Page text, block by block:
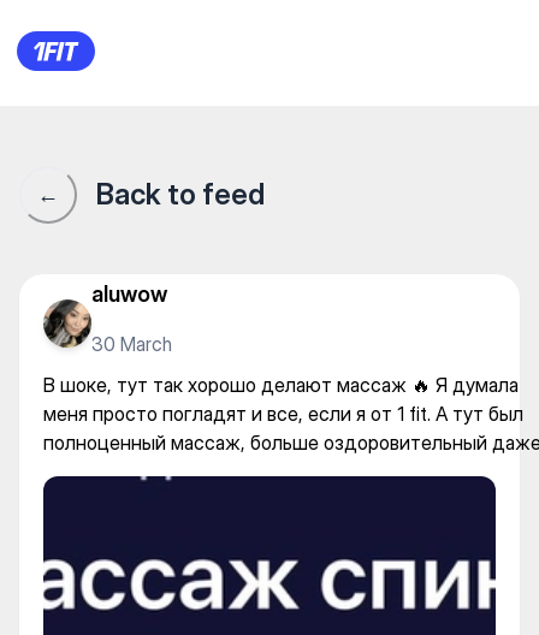
В шоке, тут так хорошо
← Back to feed
aluwow
30 March
В шоке, тут так хорошо делают массаж 🔥 Я думала
меня просто погладят и все, если я от 1 fit. А тут был
полноценный массаж, больше оздоровительный